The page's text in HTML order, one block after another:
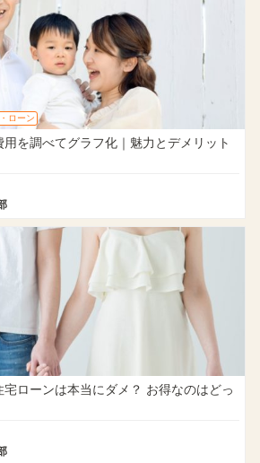
ローン
用を調べてグラフ化｜魅力とデメリット
ローンは本当にダメ？ お得なのはどっ